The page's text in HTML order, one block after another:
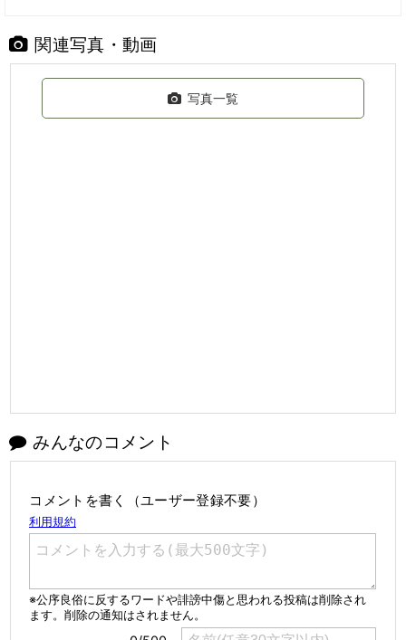
関連写真・動画
写真一覧
みんなのコメント
コメントを書く（ユーザー登録不要）